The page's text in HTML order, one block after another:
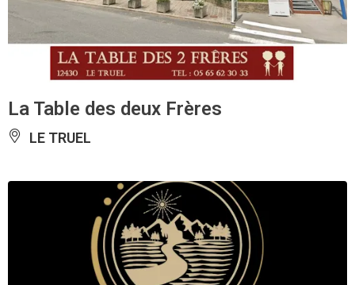
La Table des deux Frères
LE TRUEL